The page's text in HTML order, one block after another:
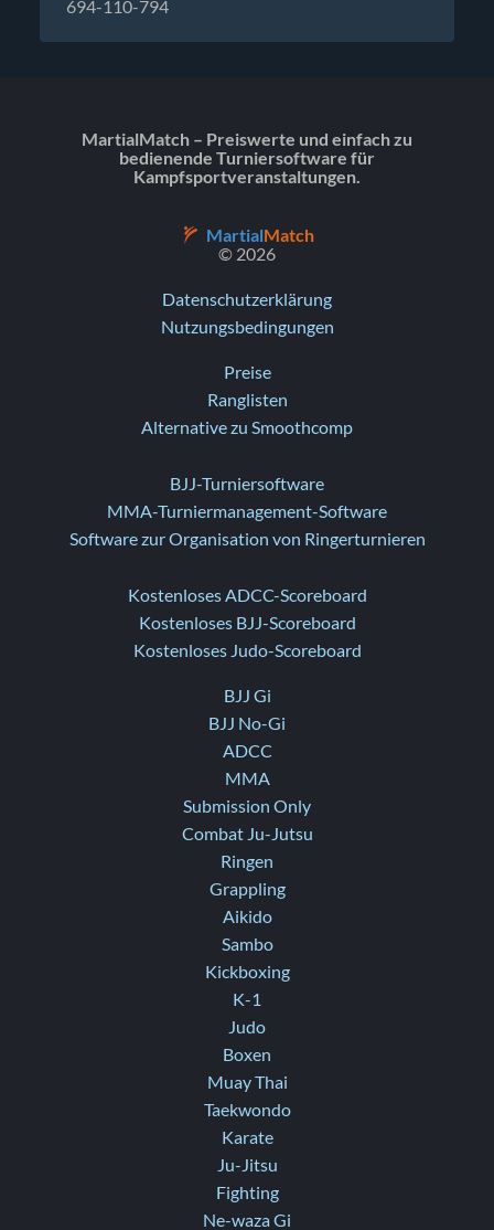
694-110-794
MartialMatch – Preiswerte und einfach zu
bedienende Turniersoftware für
Kampfsportveranstaltungen.
MartialMatch
© 2026
Datenschutzerklärung
Nutzungsbedingungen
Preise
Ranglisten
Alternative zu Smoothcomp
BJJ-Turniersoftware
MMA-Turniermanagement-Software
Software zur Organisation von Ringerturnieren
Kostenloses ADCC-Scoreboard
Kostenloses BJJ-Scoreboard
Kostenloses Judo-Scoreboard
BJJ Gi
BJJ No-Gi
ADCC
MMA
Submission Only
Combat Ju-Jutsu
Ringen
Grappling
Aikido
Sambo
Kickboxing
K-1
Judo
Boxen
Muay Thai
Taekwondo
Karate
Ju-Jitsu
Fighting
Ne-waza Gi